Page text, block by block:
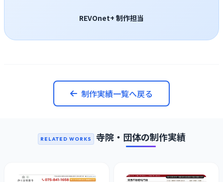
REVOnet+ 制作担当
制作実績一覧へ戻る
RELATED WORKS 寺院・団体の制作実績